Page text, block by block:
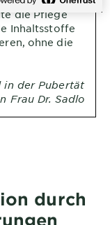
die Pflege
Inhaltsstoffe
ohne die
in der Pubertät
Frau Dr. Sadlo
durch